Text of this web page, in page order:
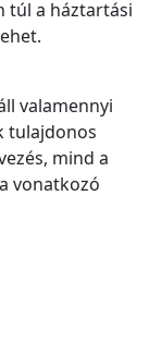
túl a háztartási
valamennyi
tulajdonos
mind a
vonatkozó